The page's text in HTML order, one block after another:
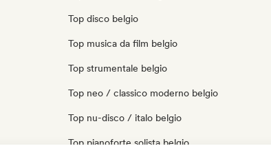
Top disco belgio
Top musica da film belgio
Top strumentale belgio
Top neo / classico moderno belgio
Top nu-disco / italo belgio
Top pianoforte solista belgio